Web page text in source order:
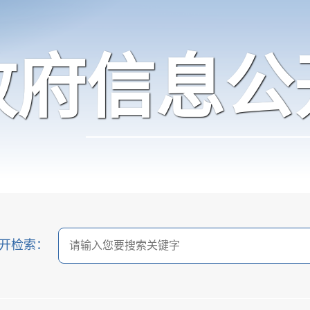
府信息公
检索：